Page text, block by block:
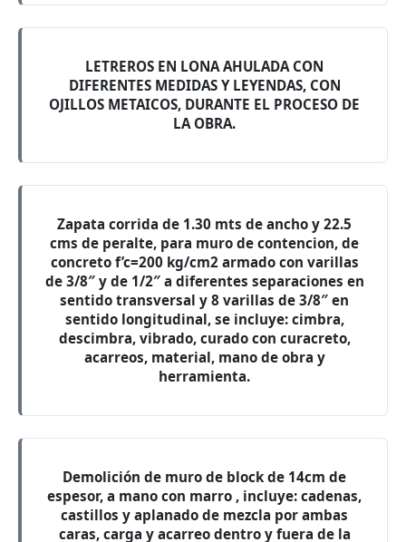
LETREROS EN LONA AHULADA CON
DIFERENTES MEDIDAS Y LEYENDAS, CON
OJILLOS METAICOS, DURANTE EL PROCESO DE
LA OBRA.
Zapata corrida de 1.30 mts de ancho y 22.5
cms de peralte, para muro de contencion, de
concreto f’c=200 kg/cm2 armado con varillas
de 3/8″ y de 1/2″ a diferentes separaciones en
sentido transversal y 8 varillas de 3/8″ en
sentido longitudinal, se incluye: cimbra,
descimbra, vibrado, curado con curacreto,
acarreos, material, mano de obra y
herramienta.
Demolición de muro de block de 14cm de
espesor, a mano con marro , incluye: cadenas,
castillos y aplanado de mezcla por ambas
caras, carga y acarreo dentro y fuera de la